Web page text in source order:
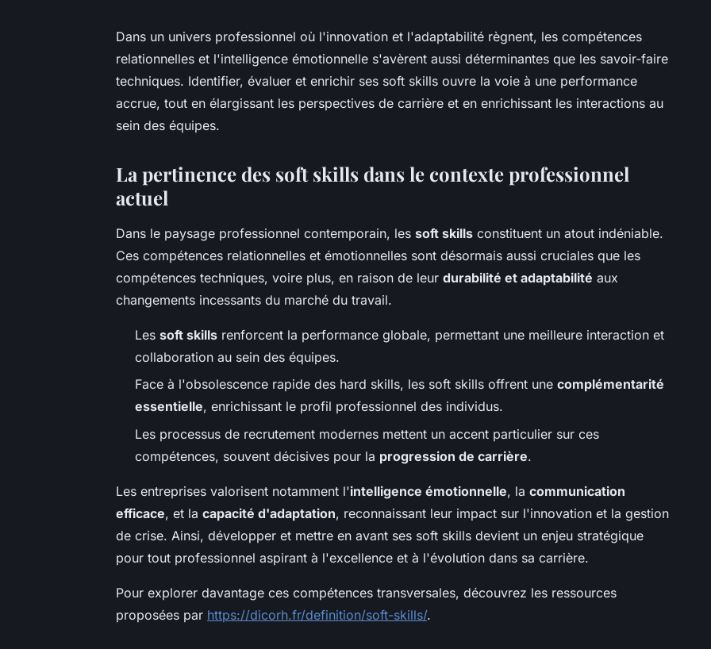
Dans un univers professionnel où l'innovation et l'adaptabilité règnent, les compétences
relationnelles et l'intelligence émotionnelle s'avèrent aussi déterminantes que les savoir-faire
techniques. Identifier, évaluer et enrichir ses soft skills ouvre la voie à une performance
accrue, tout en élargissant les perspectives de carrière et en enrichissant les interactions au
sein des équipes.
La pertinence des soft skills dans le contexte professionnel
actuel
Dans le paysage professionnel contemporain, les soft skills constituent un atout indéniable.
Ces compétences relationnelles et émotionnelles sont désormais aussi cruciales que les
compétences techniques, voire plus, en raison de leur durabilité et adaptabilité aux
changements incessants du marché du travail.
Les soft skills renforcent la performance globale, permettant une meilleure interaction et
collaboration au sein des équipes.
Face à l'obsolescence rapide des hard skills, les soft skills offrent une complémentarité
essentielle, enrichissant le profil professionnel des individus.
Les processus de recrutement modernes mettent un accent particulier sur ces
compétences, souvent décisives pour la progression de carrière.
Les entreprises valorisent notamment l'intelligence émotionnelle, la communication
efficace, et la capacité d'adaptation, reconnaissant leur impact sur l'innovation et la gestion
de crise. Ainsi, développer et mettre en avant ses soft skills devient un enjeu stratégique
pour tout professionnel aspirant à l'excellence et à l'évolution dans sa carrière.
Pour explorer davantage ces compétences transversales, découvrez les ressources
proposées par https://dicorh.fr/definition/soft-skills/.